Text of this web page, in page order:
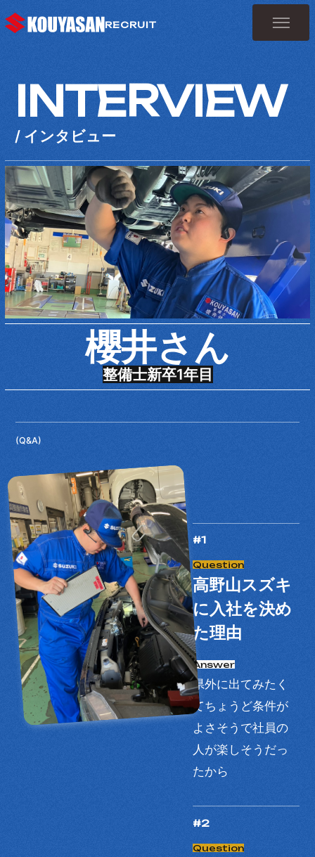
Top
About Us
Team先輩社員の声
Culture 福利厚生・教育のポイント
Recruit採用情報
応募フォーム
RECRUIT
INTERVIEW
/ インタビュー
櫻井さん
整備士新卒1年目
(Q&A)
#1
高野山スズキ
に入社を決め
た理由
県外に出てみたく
てちょうど条件が
よさそうで社員の
人が楽しそうだっ
たから
#2